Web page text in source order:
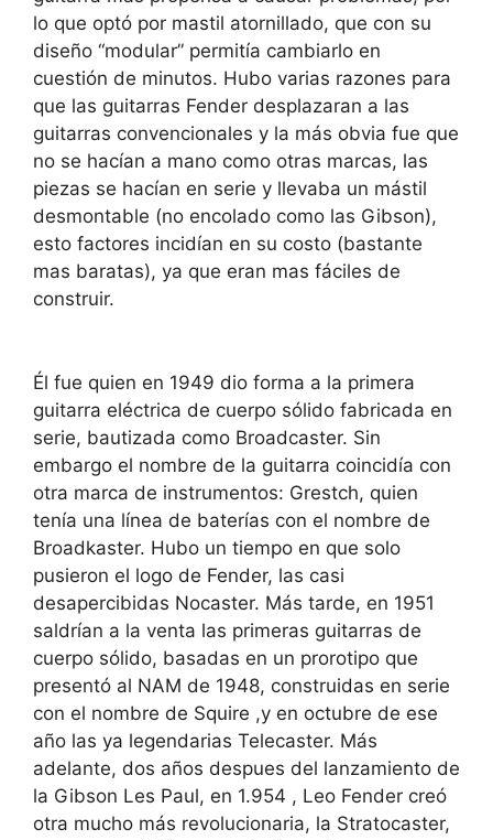
lo que optó por mastil atornillado, que con su
diseño “modular” permitía cambiarlo en
cuestión de minutos. Hubo varias razones para
que las guitarras Fender desplazaran a las
guitarras convencionales y la más obvia fue que
no se hacían a mano como otras marcas, las
piezas se hacían en serie y llevaba un mástil
desmontable (no encolado como las Gibson),
esto factores incidían en su costo (bastante
mas baratas), ya que eran mas fáciles de
construir.
Él fue quien en 1949 dio forma a la primera
guitarra eléctrica de cuerpo sólido fabricada en
serie, bautizada como Broadcaster. Sin
embargo el nombre de la guitarra coincidía con
otra marca de instrumentos: Grestch, quien
tenía una línea de baterías con el nombre de
Broadkaster. Hubo un tiempo en que solo
pusieron el logo de Fender, las casi
desapercibidas Nocaster. Más tarde, en 1951
saldrían a la venta las primeras guitarras de
cuerpo sólido, basadas en un prorotipo que
presentó al NAM de 1948, construidas en serie
con el nombre de Squire ,y en octubre de ese
año las ya legendarias Telecaster. Más
adelante, dos años despues del lanzamiento de
la Gibson Les Paul, en 1.954 , Leo Fender creó
otra mucho más revolucionaria, la Stratocaster,